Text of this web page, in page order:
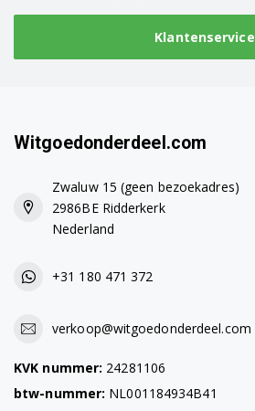
Klantenservice
Witgoedonderdeel.com
Zwaluw 15 (geen bezoekadres)
2986BE Ridderkerk
Nederland
+31 180 471 372
verkoop@witgoedonderdeel.com
KVK nummer: 24281106
btw-nummer: NL001184934B41